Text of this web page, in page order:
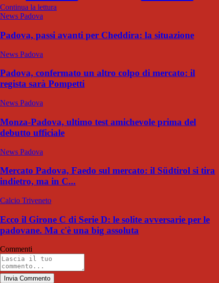
Continua la lettura
News Padova
Padova, passi avanti per Cheddira: la situazione
News Padova
Padova, confermato un altro colpo di mercato: il
regista sarà Pompetti
News Padova
Monza-Padova, ultimo test amichevole prima del
debutto ufficiale
News Padova
Mercato Padova, Faedo sul mercato: il Südtirol si tira
indietro, ma in C...
Calcio Triveneto
Ecco il Girone C di Serie D: le solite avversarie per le
padovane. Ma c'è una big assoluta
Commenti
Invia Commento